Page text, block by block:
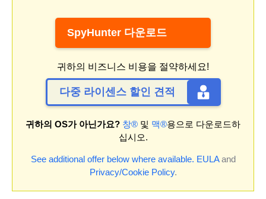
SpyHunter 다운로드
귀하의 비즈니스 비용을 절약하세요!
다중 라이센스 할인 견적
귀하의 OS가 아닌가요? 창® 및 맥®용으로 다운로드하
십시오.
See additional offer below where available. EULAand
Privacy/Cookie Policy.